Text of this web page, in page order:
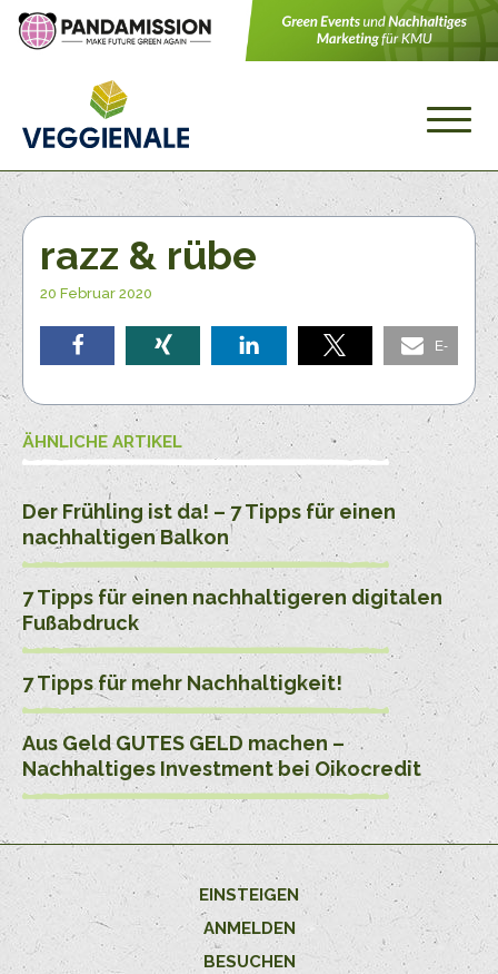
razz & rübe
20 Februar 2020
E-
ÄHNLICHE ARTIKEL
Der Frühling ist da! – 7 Tipps für einen
nachhaltigen Balkon
7 Tipps für einen nachhaltigeren digitalen
Fußabdruck
7 Tipps für mehr Nachhaltigkeit!
Aus Geld GUTES GELD machen –
Nachhaltiges Investment bei Oikocredit
EINSTEIGEN
ANMELDEN
BESUCHEN